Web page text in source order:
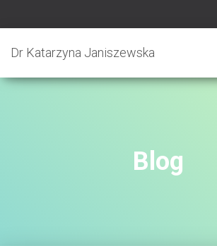
Dr Katarzyna Janiszewska
Blog